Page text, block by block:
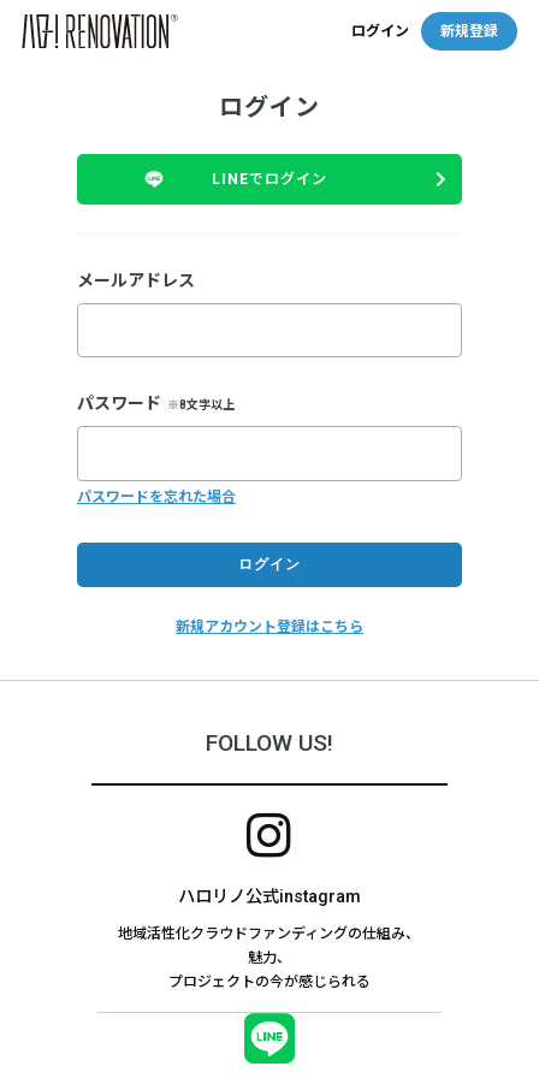
ログイン 新規登録
ログイン
LINEでログイン
メールアドレス
パスワード ※8文字以上
パスワードを忘れた場合
新規アカウント登録はこちら
FOLLOW US!
ハロリノ公式instagram
地域活性化クラウドファンディングの仕組み、
魅力、
プロジェクトの今が感じられる